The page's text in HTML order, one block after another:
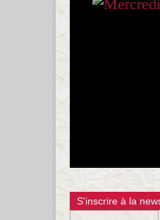
S'inscrire à la